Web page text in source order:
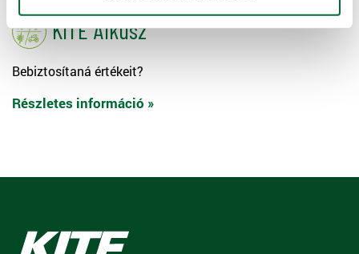
KITE Alkusz
Bebiztosítaná értékeit?
Részletes információ »